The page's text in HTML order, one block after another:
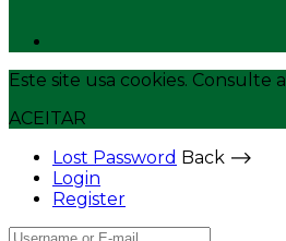
Este site usa cookies. Consulte a
ACEITAR
Lost Password Back ⟶
Login
Register